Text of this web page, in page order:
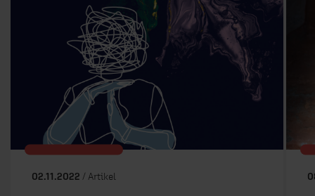
02.11.2022 / Artikel